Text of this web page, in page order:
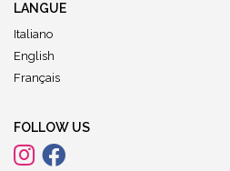
LANGUE
Italiano
English
Français
FOLLOW US